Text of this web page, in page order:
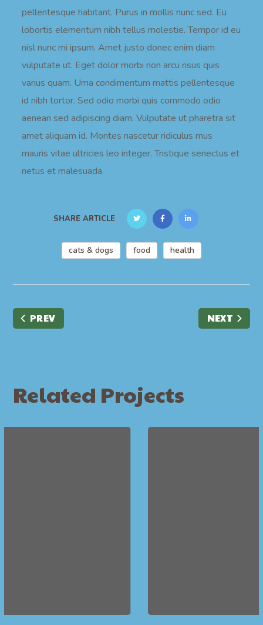
pellentesque habitant. Purus in mollis nunc sed. Eu
lobortis elementum nibh tellus molestie. Tempor id eu
nisl nunc mi ipsum. Amet justo donec enim diam
vulputate ut. Eget dolor morbi non arcu risus quis
varius quam. Urna condimentum mattis pellentesque
id nibh tortor. Sed odio morbi quis commodo odio
aenean sed adipiscing diam. Vulputate ut pharetra sit
amet aliquam id. Montes nascetur ridiculus mus
mauris vitae ultricies leo integer. Tristique senectus et
netus et malesuada.
SHARE ARTICLE
cats & dogs food health
PREV NEXT
Related Projects